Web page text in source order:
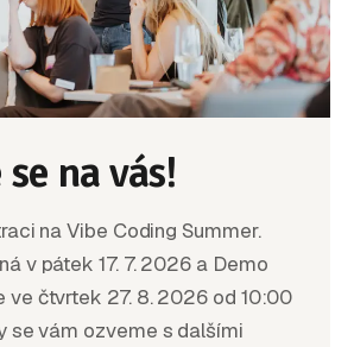
na vás!
na Vibe Coding Summer.
v pátek 17. 7. 2026 a Demo
ve čtvrtek 27. 8. 2026 od 10:00
se vám ozveme s dalšími